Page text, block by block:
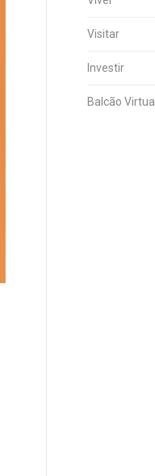
Visitar
Investir
Balcão Virtual